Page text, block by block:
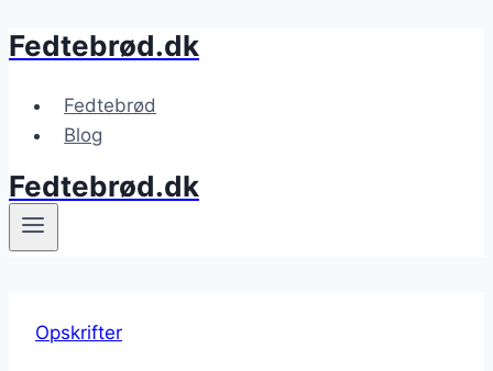
Fortsæt
indhold
Fedtebrød.dk
Fedtebrød
Blog
Fedtebrød.dk
Opskrifter